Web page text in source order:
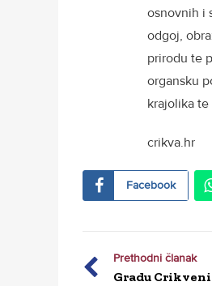
osnovnih i
odgoj,
prirodu te
organsku
krajolika
crikva.hr
Facebook
Prethodni članak
Gradu